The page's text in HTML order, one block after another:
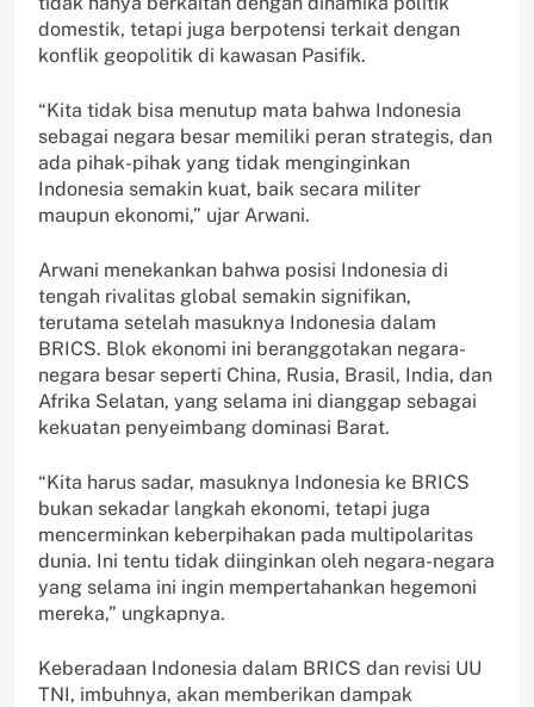
domestik, tetapi juga berpotensi terkait dengan
konflik geopolitik di kawasan Pasifik.
“Kita tidak bisa menutup mata bahwa Indonesia
sebagai negara besar memiliki peran strategis, dan
ada pihak-pihak yang tidak menginginkan
Indonesia semakin kuat, baik secara militer
maupun ekonomi,” ujar Arwani.
Arwani menekankan bahwa posisi Indonesia di
tengah rivalitas global semakin signifikan,
terutama setelah masuknya Indonesia dalam
BRICS. Blok ekonomi ini beranggotakan negara-
negara besar seperti China, Rusia, Brasil, India, dan
Afrika Selatan, yang selama ini dianggap sebagai
kekuatan penyeimbang dominasi Barat.
“Kita harus sadar, masuknya Indonesia ke BRICS
bukan sekadar langkah ekonomi, tetapi juga
mencerminkan keberpihakan pada multipolaritas
dunia. Ini tentu tidak diinginkan oleh negara-negara
yang selama ini ingin mempertahankan hegemoni
mereka,” ungkapnya.
Keberadaan Indonesia dalam BRICS dan revisi UU
TNI, imbuhnya, akan memberikan dampak